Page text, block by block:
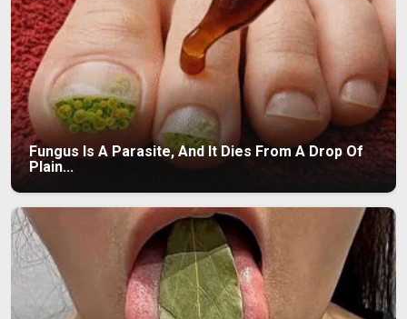
Fungus Is A Parasite, And It Dies From A Drop Of
Plain...